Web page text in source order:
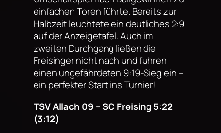
einfachen Toren führte. Bereits zur
Halbzeit leuchtete ein deutliches 2:9
auf der Anzeigetafel. Auch im
zweiten Durchgang ließen die
Freisinger nicht nach und fuhren
einen ungefährdeten 9:19-Sieg ein –
ein perfekter Start ins Turnier!
TSV Allach 09 – SC Freising 5:22
(3:12)